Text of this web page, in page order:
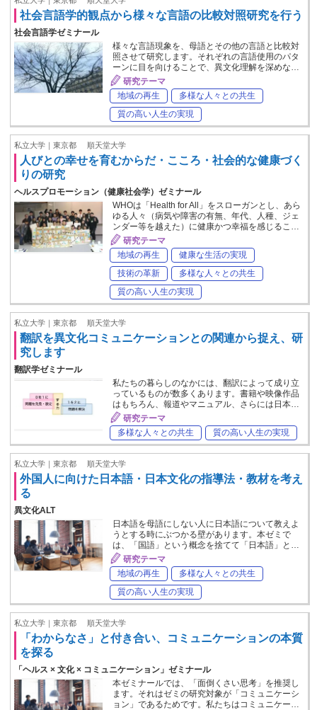
社会言語学的観点から様々な言語の比較対照研究を行う
社会言語学ゼミナール
様々な言語現象を、母語とその他の言語と比較対
照させて研究します。それぞれの言語使用のパタ
ーンに目を向けることで、異文化理解を深めな…
研究テーマ
地域の再生
多様な人々との共生
質の高い人生の実現
私立大学｜東京都 順天堂大学
人びとの幸せを育むからだ・こころ・社会的な健康づく
りの研究
ヘルスプロモーション（健康社会学）ゼミナール
WHOは「Health for All」をスローガンとし、あら
ゆる人々（病気や障害の有無、年代、人種、ジェ
ンダー等を越えた）に健康かつ幸福を感じるこ…
研究テーマ
地域の再生
健康な生活の実現
技術の革新
多様な人々との共生
質の高い人生の実現
私立大学｜東京都 順天堂大学
翻訳を異文化コミュニケーションとの関連から捉え、研
究します
翻訳学ゼミナール
私たちの暮らしのなかには、翻訳によって成り立
っているものが数多くあります。書籍や映像作品
はもちろん、報道やマニュアル、さらには日本…
研究テーマ
多様な人々との共生
質の高い人生の実現
私立大学｜東京都 順天堂大学
外国人に向けた日本語・日本文化の指導法・教材を考え
る
異文化ALT
日本語を母語にしない人に日本語について教えよ
うとする時にぶつかる壁があります。本ゼミで
は、「国語」という概念を捨てて「日本語」と…
研究テーマ
地域の再生
多様な人々との共生
質の高い人生の実現
私立大学｜東京都 順天堂大学
「わからなさ」と付き合い、コミュニケーションの本質
を探る
「ヘルス × 文化 × コミュニケーション」ゼミナール
本ゼミナールでは、「面倒くさい思考」を推奨し
ます。それはゼミの研究対象が「コミュニケーシ
ョン」であるためです。私たちはコミュニケー…